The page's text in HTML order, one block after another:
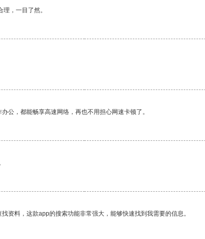
，一目了然。
公，都能畅享高速网络，再也不用担心网速卡顿了。
资料，这款app的搜索功能非常强大，能够快速找到我需要的信息。